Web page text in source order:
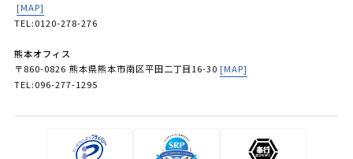
[MAP]
TEL:0120-278-276
熊本オフィス
〒860-0826 熊本県熊本市南区平田二丁目16-30 [MAP]
TEL:096-277-1295